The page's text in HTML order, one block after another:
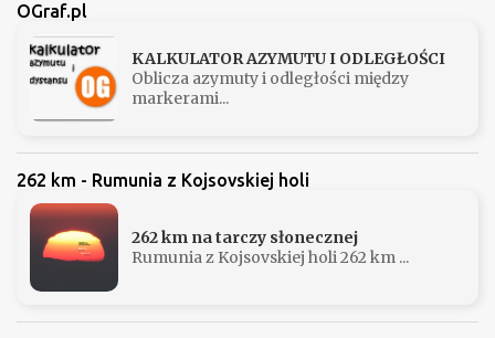
OGraf.pl
KALKULATOR AZYMUTU I ODLEGŁOŚCI
Oblicza azymuty i odległości między
markerami...
262 km - Rumunia z Kojsovskiej holi
262 km na tarczy słonecznej
Rumunia z Kojsovskiej holi 262 km ...